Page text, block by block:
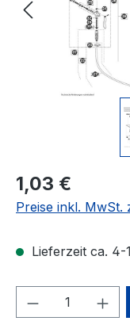
Regulärer Preis:
1,03 €
Preise inkl. MwSt.
Lieferzeit ca. 4-
Produkt